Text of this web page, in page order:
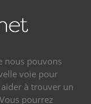
nous pouvons
voie pour
à trouver un
pourrez